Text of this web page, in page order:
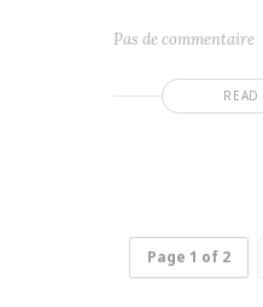
Pas de commentaire
Page 1 of 2